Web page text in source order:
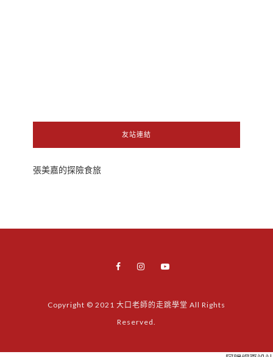
友站連結
張美嘉的探險食旅
Copyright © 2021 大口老師的走跳學堂 All Rights
Reserved.